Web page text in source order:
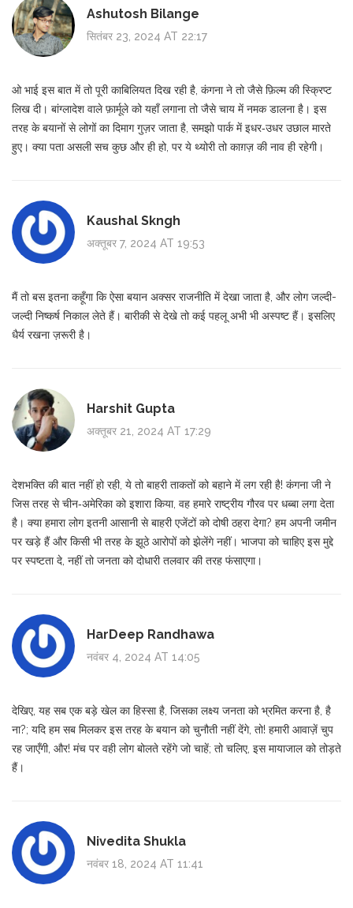
Ashutosh Bilange
सितंबर 23, 2024 AT 22:17
ओ भाई इस बात में तो पूरी काबिलियत दिख रही है, कंगना ने तो जैसे फ़िल्म की स्क्रिप्ट
लिख दी। बांग्लादेश वाले फ़ार्मूले को यहाँ लगाना तो जैसे चाय में नमक डालना है। इस
तरह के बयानों से लोगों का दिमाग गुज़र जाता है, समझो पार्क में इधर‑उधर उछाल मारते
हुए। क्या पता असली सच कुछ और ही हो, पर ये थ्योरी तो काग़ज़ की नाव ही रहेगी।
Kaushal Skngh
अक्तूबर 7, 2024 AT 19:53
मैं तो बस इतना कहूँगा कि ऐसा बयान अक्सर राजनीति में देखा जाता है, और लोग जल्दी-
जल्दी निष्कर्ष निकाल लेते हैं। बारीकी से देखे तो कई पहलू अभी भी अस्पष्ट हैं। इसलिए
धैर्य रखना ज़रूरी है।
Harshit Gupta
अक्तूबर 21, 2024 AT 17:29
देशभक्ति की बात नहीं हो रही, ये तो बाहरी ताकतों को बहाने में लग रही है! कंगना जी ने
जिस तरह से चीन‑अमेरिका को इशारा किया, वह हमारे राष्ट्रीय गौरव पर धब्बा लगा देता
है। क्या हमारा लोग इतनी आसानी से बाहरी एजेंटों को दोषी ठहरा देगा? हम अपनी जमीन
पर खड़े हैं और किसी भी तरह के झूठे आरोपों को झेलेंगे नहीं। भाजपा को चाहिए इस मुद्दे
पर स्पष्टता दे, नहीं तो जनता को दोधारी तलवार की तरह फंसाएगा।
HarDeep Randhawa
नवंबर 4, 2024 AT 14:05
देखिए, यह सब एक बड़े खेल का हिस्सा है, जिसका लक्ष्य जनता को भ्रमित करना है, है
ना?; यदि हम सब मिलकर इस तरह के बयान को चुनौती नहीं देंगे, तो! हमारी आवाज़ें चुप
रह जाएँगी, और! मंच पर वही लोग बोलते रहेंगे जो चाहें; तो चलिए, इस मायाजाल को तोड़ते
हैं।
Nivedita Shukla
नवंबर 18, 2024 AT 11:41